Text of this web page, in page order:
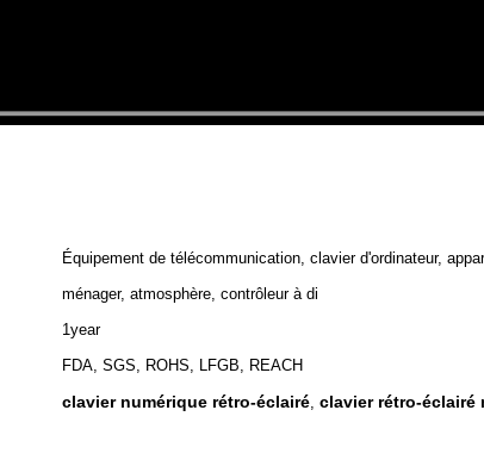
Équipement de télécommunication, clavier d'ordinateur,
ménager, atmosphère, contrôleur à di
1year
FDA, SGS, ROHS, LFGB, REACH
clavier numérique rétro-éclairé, clavier rétro-éclairé